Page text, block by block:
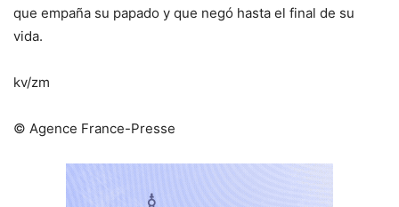
que empaña su papado y que negó hasta el final de su
vida.
kv/zm
© Agence France-Presse